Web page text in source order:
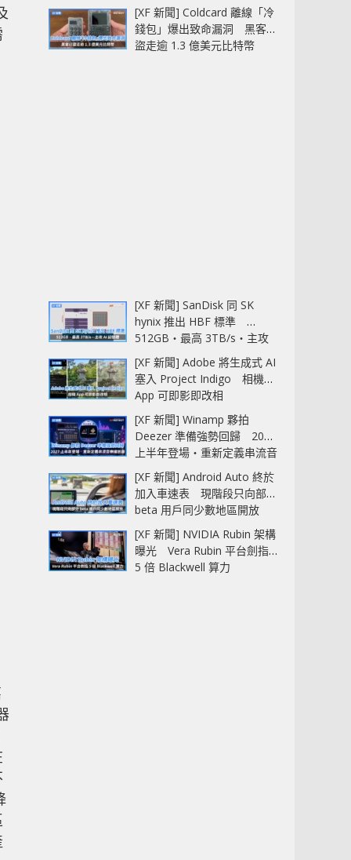
[XF 新聞] Coldcard 離線「冷
錢包」爆出致命漏洞 黑客已
盜走逾 1.3 億美元比特幣
[XF 新聞] SanDisk 同 SK
hynix 推出 HBF 標準
512GB‧最高 3TB/s‧主攻
AI 記憶體
[XF 新聞] Adobe 將生成式 AI
塞入 Project Indigo 相機
App 可即影即改相
[XF 新聞] Winamp 夥拍
Deezer 準備強勢回歸 2027
上半年登場‧重新定義串流音
樂播放器
[XF 新聞] Android Auto 終於
加入車速表 現階段只向部分
beta 用戶同少數地區開放
[XF 新聞] NVIDIA Rubin 架構
曝光 Vera Rubin 平台劍指
5 倍 Blackwell 算力